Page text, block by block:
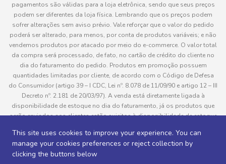
This site uses cookies to improve your experience. You can
manage your cookies preferences or reject collection by
clicking the buttons below
pagamentos são válidas para a loja eletrônica, sendo que seus preços
podem ser diferentes da loja física. Lembrando que os preços podem
sofrer alterações sem aviso prévio. Vale reforçar que o valor do pedido
poderá ser alterado, para menos, por conta de produtos variáveis; e não
vendemos produtos por atacado por meio do e-commerce. O valor total
da compra será processado, de fato, no cartão de crédito do cliente no
dia do faturamento do pedido. Produtos em promoção possuem
quantidades limitadas por cliente, de acordo com o Código de Defesa
do Consumidor (artigo 39 – I CDC, Lei nº. 8.078 de 11/09/90 e artigo 12 – III
Decreto nº. 2.181 de 20/03/97). A venda está diretamente ligada à
disponibilidade de estoque no dia do faturamento, já os produtos que
serão enviados aos clientes estão sujeitos à disponibilidade de estoque
pedido do cliente, este não será entregue e o valor do item não será
cobrado. As fotos dos produtos no site são ilustrativas, podendo haver
divergência com o produto real e todos os pedidos estão sujeitos à